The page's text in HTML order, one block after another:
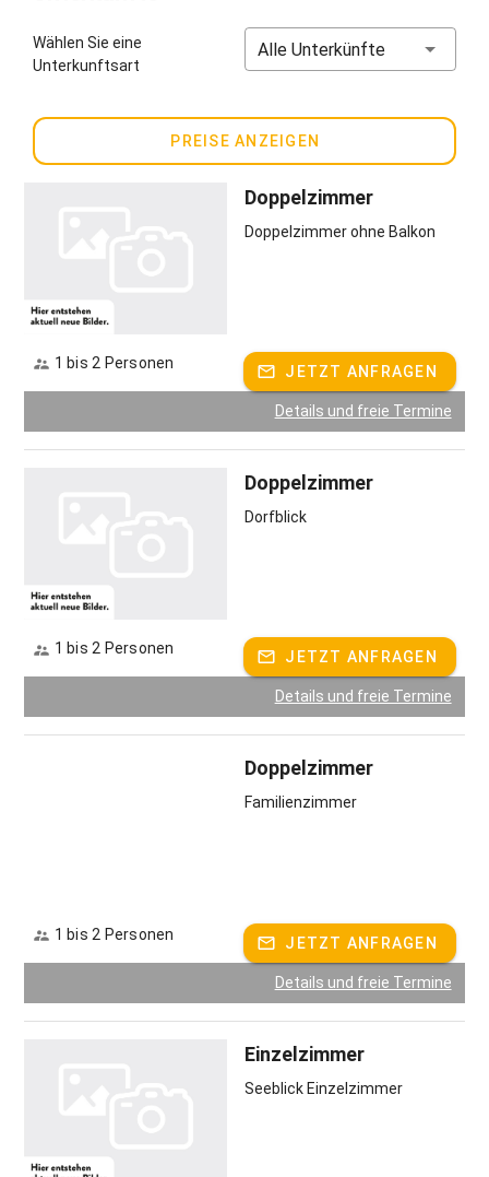
Preise für Kurzzeitaufenthalte unter 4 Nächte:
Übernachtung mit Früstück
Im Einzelzimmer, Du/WC, mit Balkon 40,00 €
Wählen Sie eine
Unterkunftsart
Alle Unterkünfte
PREISE ANZEIGEN
Doppelzimmer
Doppelzimmer ohne Balkon
1 bis 2 Personen JETZT ANFRAGEN
Details und freie Termine
Doppelzimmer
Dorfblick
1 bis 2 Personen JETZT ANFRAGEN
Details und freie Termine
Doppelzimmer
Familienzimmer
1 bis 2 Personen JETZT ANFRAGEN
Details und freie Termine
Einzelzimmer
Seeblick Einzelzimmer